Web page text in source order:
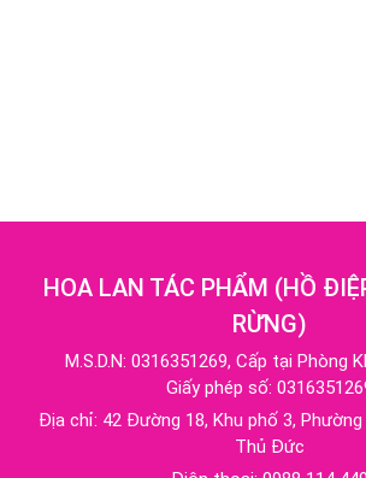
HOA LAN TÁC PHẨM (HỒ
RỪNG)
M.S.D.N: 0316351269, Cấp tại Phòng
Giấy phép số:
Địa chỉ: 42 Đường 18, Khu phố 3, Phường
Thủ Đức